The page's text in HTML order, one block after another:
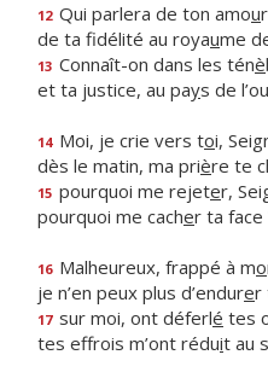
12 Qui parlera de ton amou
de ta fidélité au royaume
13 Connaît-on dans les ténè
et ta justice, au pays de
14 Moi, je crie vers toi,
dès le matin, ma prière te
15 pourquoi me rejeter,
pourquoi me cacher ta face
16 Malheureux, frappé à mo
je n’en peux plus d’endurer
17 sur moi, ont déferlé tes
tes effrois m’ont réduit au